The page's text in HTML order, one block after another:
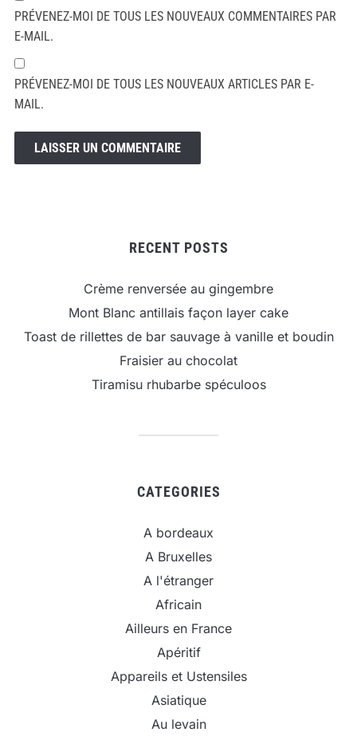
PRÉVENEZ-MOI DE TOUS LES NOUVEAUX COMMENTAIRES PAR
E-MAIL.
PRÉVENEZ-MOI DE TOUS LES NOUVEAUX ARTICLES PAR E-
MAIL.
RECENT POSTS
Crème renversée au gingembre
Mont Blanc antillais façon layer cake
Toast de rillettes de bar sauvage à vanille et boudin
Fraisier au chocolat
Tiramisu rhubarbe spéculoos
CATEGORIES
A bordeaux
A Bruxelles
A l'étranger
Africain
Ailleurs en France
Apéritif
Appareils et Ustensiles
Asiatique
Au levain